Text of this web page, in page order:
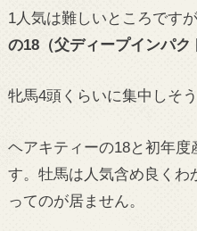
1人気は難しいところです
の18（父ディープインパク
牝馬4頭くらいに集中しそう
ヘアキティーの18と初年
す。牡馬は人気含め良くわ
ってのが居ません。